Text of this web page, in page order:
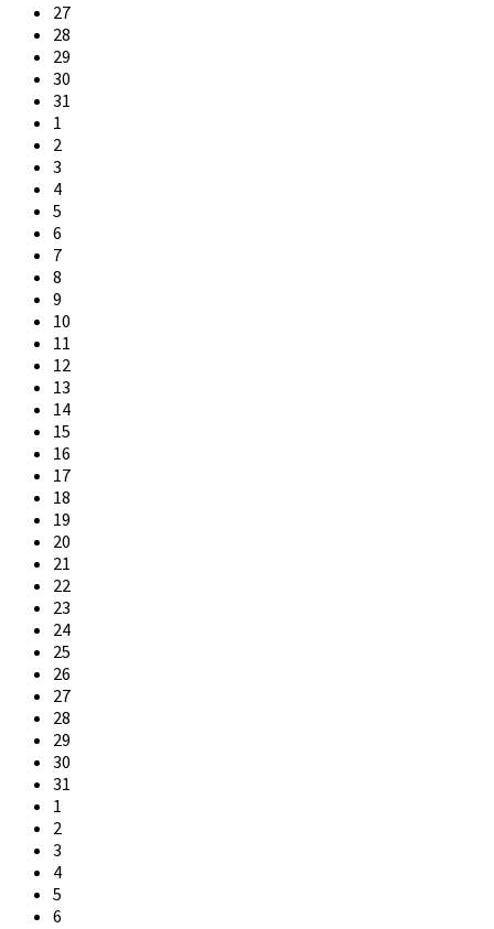
27
28
29
30
31
1
2
3
4
5
6
7
8
9
10
11
12
13
14
15
16
17
18
19
20
21
22
23
24
25
26
27
28
29
30
31
1
2
3
4
5
6